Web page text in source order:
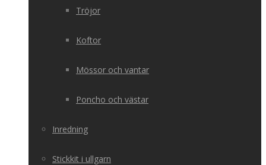
Tröjor
Koftor
Mössor och vantar
Poncho och västar
Inredning
Stickkit i ullgarn